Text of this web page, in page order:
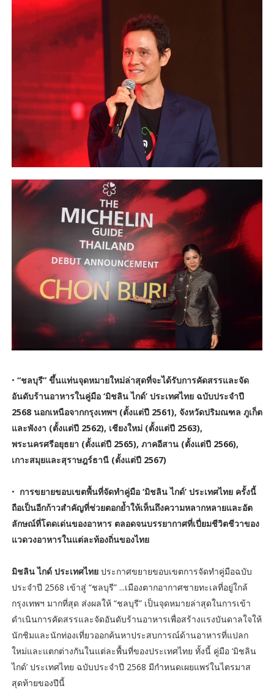
• “ชลบุรี” ขึ้นแท่นจุดหมายใหม่ล่าสุดที่จะได้รับการคัดสรรและจัด
อันดับร้านอาหารในคู่มือ ‘มิชลิน ไกด์’ ประเทศไทย ฉบับประจำปี
2568 นอกเหนือจากกรุงเทพฯ (ตั้งแต่ปี 2561), จังหวัดปริมณฑล ภูเก็ต
และพังงา (ตั้งแต่ปี 2562), เชียงใหม่ (ตั้งแต่ปี 2563),
พระนครศรีอยุธยา (ตั้งแต่ปี 2565), ภาคอีสาน (ตั้งแต่ปี 2566),
เกาะสมุยและสุราษฎร์ธานี (ตั้งแต่ปี 2567)
• การขยายขอบเขตพื้นที่จัดทำคู่มือ ‘มิชลิน ไกด์’ ประเทศไทย ครั้งนี้
ถือเป็นอีกก้าวสำคัญที่ช่วยตอกย้ำให้เห็นถึงความหลากหลายและอัต
ลักษณ์ที่โดดเด่นของอาหาร ตลอดจนบรรยากาศที่เปี่ยมชีวิตชีวาของ
แวดวงอาหารในแต่ละท้องถิ่นของไทย
มิชลิน ไกด์ ประเทศไทยประกาศขยายขอบเขตการจัดทำคู่มือฉบับ
ประจำปี 2568 เข้าสู่ “ชลบุรี” ...เมืองตากอากาศชายทะเลที่อยู่ใกล้
กรุงเทพฯ มากที่สุด ส่งผลให้ “ชลบุรี” เป็นจุดหมายล่าสุดในการเข้า
ดำเนินการคัดสรรและจัดอันดับร้านอาหารเพื่อสร้างแรงบันดาลใจให้
นักชิมและนักท่องเที่ยวออกค้นหาประสบการณ์ด้านอาหารที่แปลก
ใหม่และแตกต่างกันในแต่ละพื้นที่ของประเทศไทย ทั้งนี้ คู่มือ ‘มิชลิน
ไกด์’ ประเทศไทย ฉบับประจำปี 2568 มีกำหนดเผยแพร่ในไตรมาส
สุดท้ายของปีนี้